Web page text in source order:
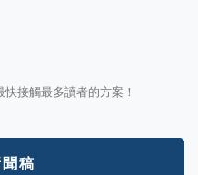
接觸最多讀者的方案！
稿